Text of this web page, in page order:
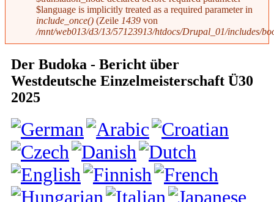
$language is implicitly treated as a required parameter in
include_once() (Zeile 1439 von
/mnt/web013/d3/13/57123913/htdocs/Drupal_01/includes/
Der Budoka - Bericht über
Westdeutsche Einzelmeisterschaft Ü30
2025